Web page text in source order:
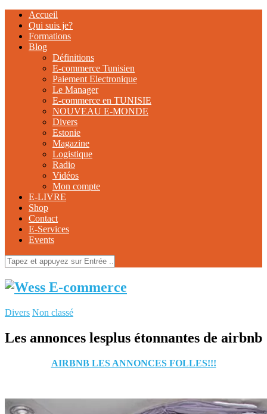
Accueil
Qui suis je?
Formations
Blog
Définitions
E-commerce Tunisien
Paiement Electronique
Le Manager
E-commerce en TUNISIE
NOUVEAU E-MONDE
Divers
Estonie
Magazine
Logistique
Radio
Vidéos
Mon compte
E-LIVRE
Shop
Contact
E-Services
Events
Divers Non classé
Les annonces lesplus étonnantes de airbnb
AIRBNB LES ANNONCES FOLLES!!!